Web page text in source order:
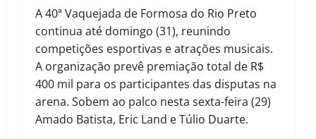
A 40ª Vaquejada de Formosa do Rio Preto
continua até domingo (31), reunindo
competições esportivas e atrações musicais.
A organização prevê premiação total de R$
400 mil para os participantes das disputas na
arena. Sobem ao palco nesta sexta-feira (29)
Amado Batista, Eric Land e Túlio Duarte.